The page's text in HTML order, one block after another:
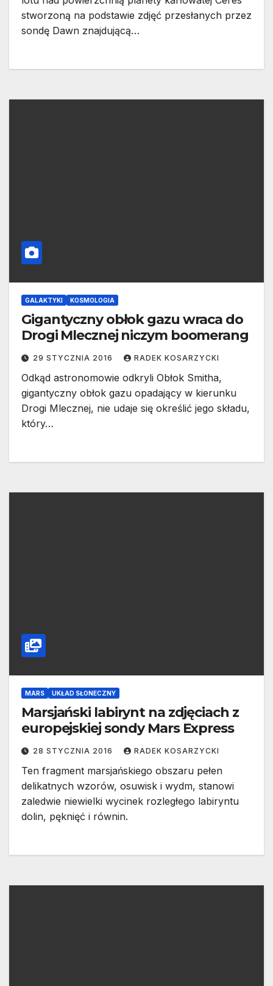
stworzoną na podstawie zdjęć przesłanych przez
sondę Dawn znajdującą…
GALAKTYKI KOSMOLOGIA
Gigantyczny obłok gazu wraca do
Drogi Mlecznej niczym boomerang
29 STYCZNIA 2016 RADEK KOSARZYCKI
Odkąd astronomowie odkryli Obłok Smitha,
gigantyczny obłok gazu opadający w kierunku
Drogi Mlecznej, nie udaje się określić jego składu,
który…
MARS UKŁAD SŁONECZNY
Marsjański labirynt na zdjęciach z
europejskiej sondy Mars Express
28 STYCZNIA 2016 RADEK KOSARZYCKI
Ten fragment marsjańskiego obszaru pełen
delikatnych wzorów, osuwisk i wydm, stanowi
zaledwie niewielki wycinek rozległego labiryntu
dolin, pęknięć i równin.